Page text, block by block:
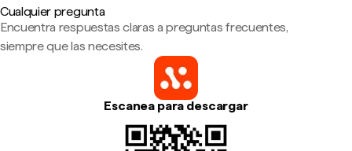
Cualquier pregunta
Encuentra respuestas claras a preguntas frecuentes,
siempre que las necesites.
Escanea para descargar